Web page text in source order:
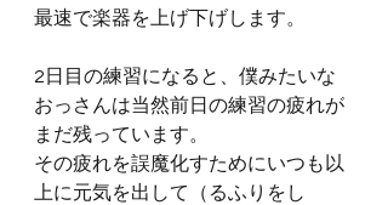
最速で楽器を上げ下げします。
2日目の練習になると、僕みたいな
おっさんは当然前日の練習の疲れが
まだ残っています。
その疲れを誤魔化すためにいつも以
上に元気を出して（るふりをし